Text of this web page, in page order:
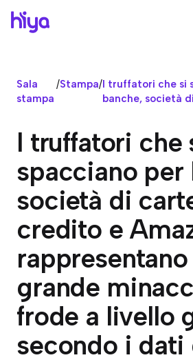
Sala
stampa
/Stampa/I truffatori che si
banche, società
I truffatori che
spacciano per
società di
credito e
grande
frode a livello
secondo i dati